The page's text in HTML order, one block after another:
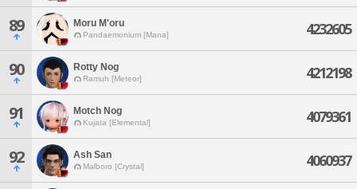
89 Moru M'oru
Pandaemonium [Mana] 4232605
90 Rotty Nog
Ramuh [Meteor] 4212198
91 Motch Nog
Kujata [Elemental] 4079361
92 Ash San
Malboro [Crystal] 4060937